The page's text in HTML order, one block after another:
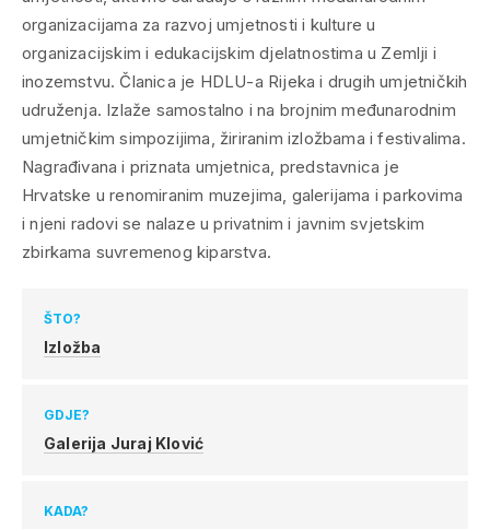
organizacijama za razvoj umjetnosti i kulture u
organizacijskim i edukacijskim djelatnostima u Zemlji i
inozemstvu. Članica je HDLU-a Rijeka i drugih umjetničkih
udruženja. Izlaže samostalno i na brojnim međunarodnim
umjetničkim simpozijima, žiriranim izložbama i festivalima.
Nagrađivana i priznata umjetnica, predstavnica je
Hrvatske u renomiranim muzejima, galerijama i parkovima
i njeni radovi se nalaze u privatnim i javnim svjetskim
zbirkama suvremenog kiparstva.
ŠTO?
Izložba
GDJE?
Galerija Juraj Klović
KADA?